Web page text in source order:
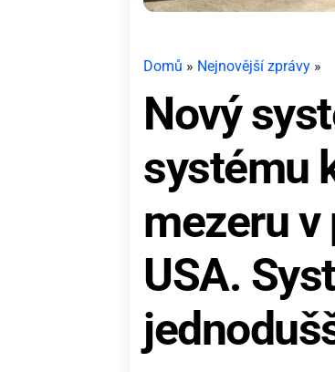
Domů » Nejnovější zprávy »
Nový
systému
mezeru
USA.